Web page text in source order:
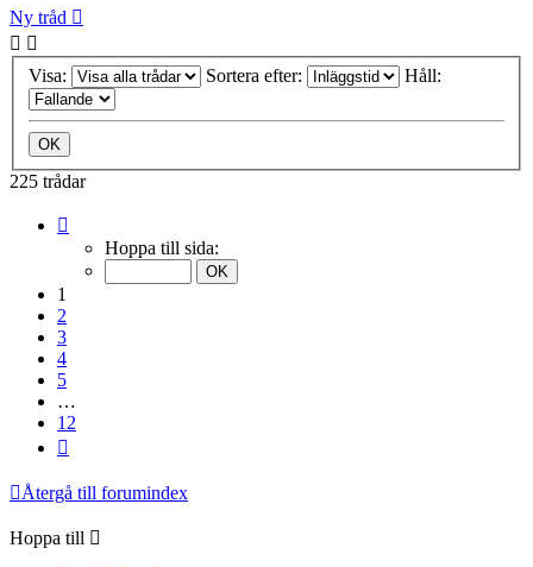
Ny tråd
Visa: Sortera efter: Håll:
225 trådar
Hoppa till sida:
1
2
3
4
5
…
12
Återgå till forumindex
Hoppa till